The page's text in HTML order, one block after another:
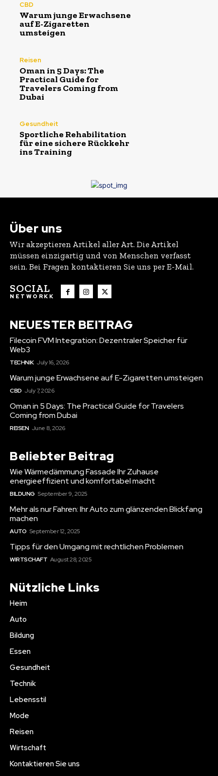
CBD
Warum junge Erwachsene
auf E-Zigaretten
umsteigen
Reisen
Oman in 5 Days: The
Practical Guide for
Travelers Coming from
Dubai
Gesundheit
Sportliche Rehabilitation
für eine sichere Rückkehr
ins Training
Über uns
Wir akzeptieren Artikel aller Art. Die Artikel
müssen einzigartig und von Menschen verfasst
sein. Bei Fragen kontaktieren Sie uns per E-Mail.
SOCIAL
NETWORKK
NEUESTER BEITRAG
Filecoin FVM Integration: Dezentraler Speicher für
Web3
TECHNIK July 16, 2026
Warum junge Erwachsene auf E-Zigaretten umsteigen
CBD July 7, 2026
Oman in 5 Days: The Practical Guide for Travelers
Coming from Dubai
REISEN June 8, 2026
Beliebter Beitrag
Wie Wärmedämmung Fassade Ihr Zuhause
energieeffizient und komfortabel macht
BILDUNG September 9, 2025
Mehr als nur Fahren: Ihr Auto zum glänzenden Blickfang
machen
AUTO September 12, 2025
Tipps für den Umgang mit rechtlichen Problemen
WIRTSCHAFT August 28, 2025
Nützliche Links
Heim
Auto
Bildung
Essen
Gesundheit
Technik
Lebensstil
Mode
Reisen
Wirtschaft
Kontaktieren Sie uns